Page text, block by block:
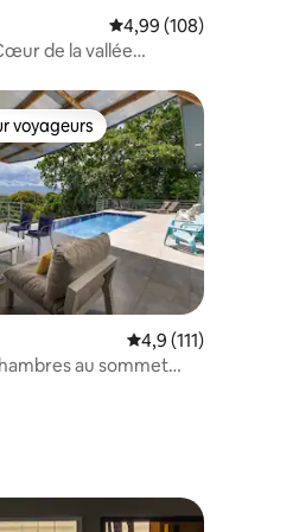
Note moyenne de
4,99 (108)
de la vallée
commentaires
parmi les plus aimés
voyageurs
Note moyenne de
4,9 (111)
au sommet